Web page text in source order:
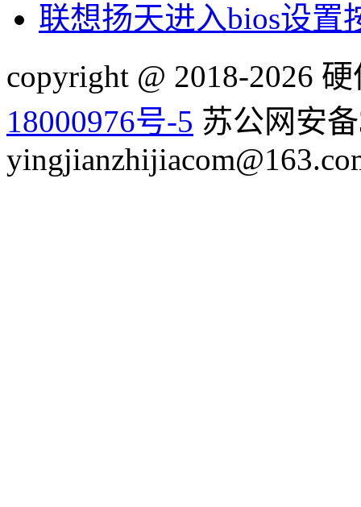
联想扬天进入bios设置
copyright @ 2018-2026
18000976号-5 苏公网安